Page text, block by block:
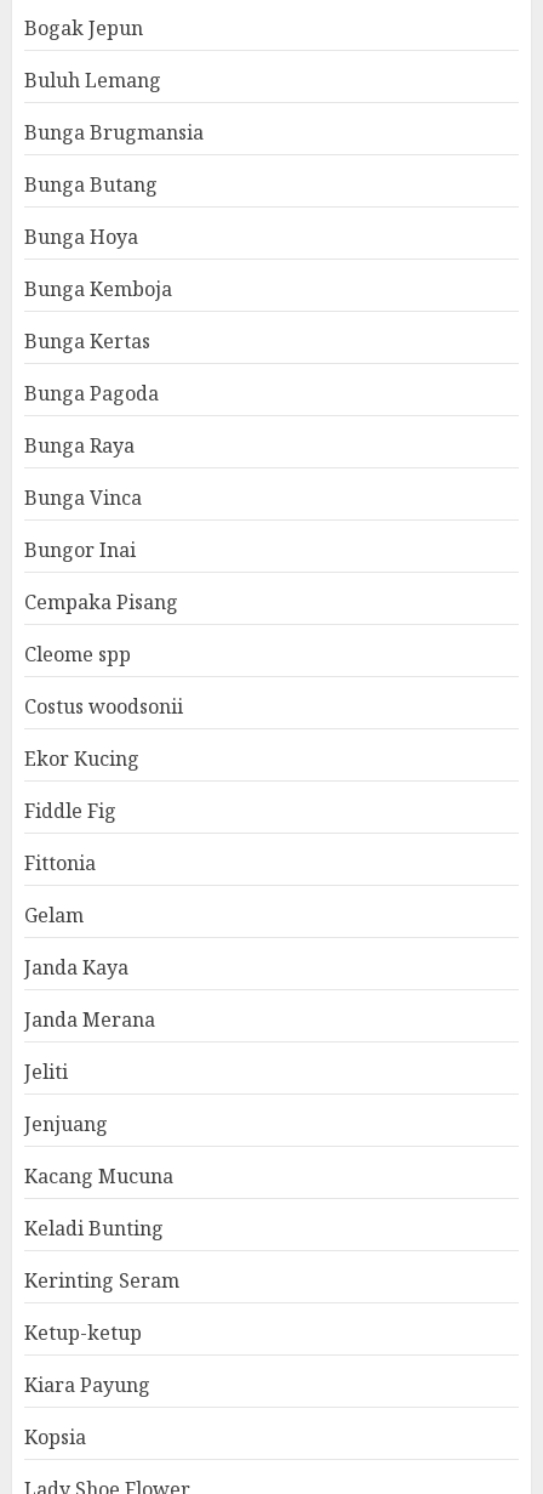
Bogak Jepun
Buluh Lemang
Bunga Brugmansia
Bunga Butang
Bunga Hoya
Bunga Kemboja
Bunga Kertas
Bunga Pagoda
Bunga Raya
Bunga Vinca
Bungor Inai
Cempaka Pisang
Cleome spp
Costus woodsonii
Ekor Kucing
Fiddle Fig
Fittonia
Gelam
Janda Kaya
Janda Merana
Jeliti
Jenjuang
Kacang Mucuna
Keladi Bunting
Kerinting Seram
Ketup-ketup
Kiara Payung
Kopsia